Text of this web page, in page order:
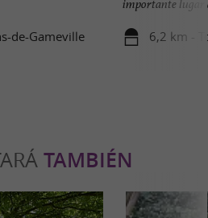
de-Gameville
importante lugar
6,2 km -
TAMBIÉN